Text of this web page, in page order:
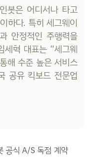
봇은 어디서나 타고
하다. 특히 세그웨이
안정적인 주행력을
세혁 대표는 “세그웨
해 수준 높은 서비스
공유 킥보드 전문업
공식 A/S 독점 계약